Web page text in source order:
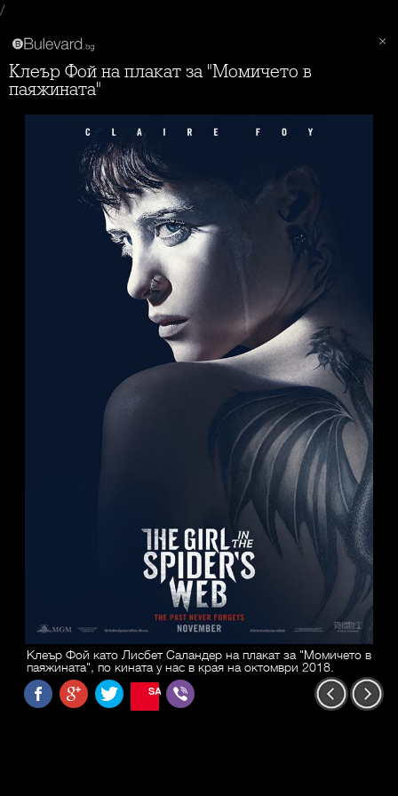
/
Клеър Фой на плакат за "Момичето в
паяжината"
Клеър Фой като Лисбет Саландер на плакат за "Момичето в
паяжината", по кината у нас в края на октомври 2018.
SAVE